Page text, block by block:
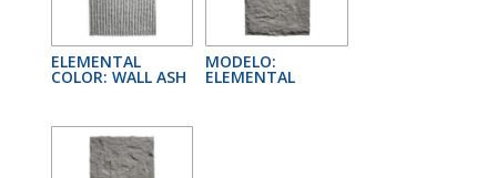
ELEMENTAL
COLOR: WALL ASH
MODELO:
ELEMENTAL